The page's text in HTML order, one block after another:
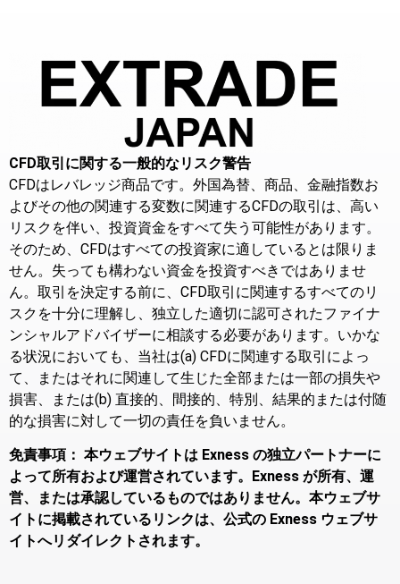
CFD取引に関する一般的なリスク警告
CFDはレバレッジ商品です。外国為替、商品、金融指数お
よびその他の関連する変数に関連するCFDの取引は、高い
リスクを伴い、投資資金をすべて失う可能性があります。
そのため、CFDはすべての投資家に適しているとは限りま
せん。失っても構わない資金を投資すべきではありませ
ん。取引を決定する前に、CFD取引に関連するすべてのリ
スクを十分に理解し、独立した適切に認可されたファイナ
ンシャルアドバイザーに相談する必要があります。いかな
る状況においても、当社は(a) CFDに関連する取引によっ
て、またはそれに関連して生じた全部または一部の損失や
損害、または(b) 直接的、間接的、特別、結果的または付随
的な損害に対して一切の責任を負いません。
免責事項： 本ウェブサイトは Exness の独立パートナーに
よって所有および運営されています。Exness が所有、運
営、または承認しているものではありません。本ウェブサ
イトに掲載されているリンクは、公式の Exness ウェブサ
イトへリダイレクトされます。